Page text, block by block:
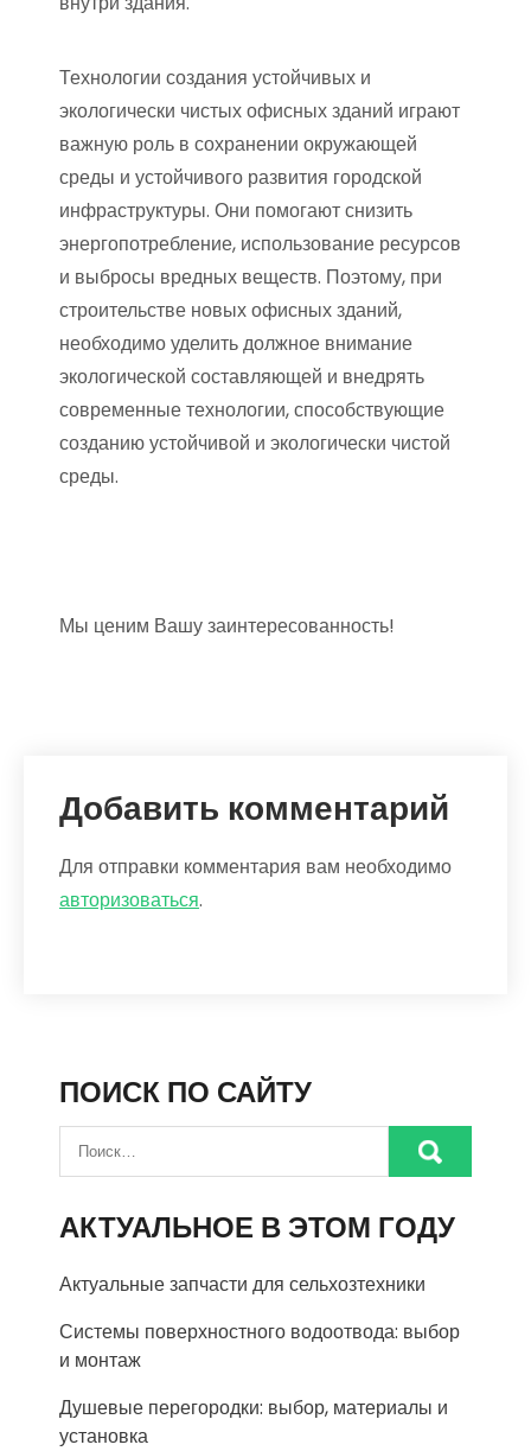
Технологии создания устойчивых и
экологически чистых офисных зданий играют
важную роль в сохранении окружающей
среды и устойчивого развития городской
инфраструктуры. Они помогают снизить
энергопотребление, использование ресурсов
и выбросы вредных веществ. Поэтому, при
строительстве новых офисных зданий,
необходимо уделить должное внимание
экологической составляющей и внедрять
современные технологии, способствующие
созданию устойчивой и экологически чистой
среды.
Мы ценим Вашу заинтересованность!
Добавить комментарий
Для отправки комментария вам необходимо
авторизоваться.
ПОИСК ПО САЙТУ
АКТУАЛЬНОЕ В ЭТОМ ГОДУ
Актуальные запчасти для сельхозтехники
Системы поверхностного водоотвода: выбор
и монтаж
Душевые перегородки: выбор, материалы и
установка